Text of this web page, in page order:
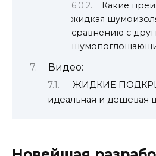
Какие
жидкая
сравнению с
Видео:
ЖИДКИЕ
идеальная и дешевая